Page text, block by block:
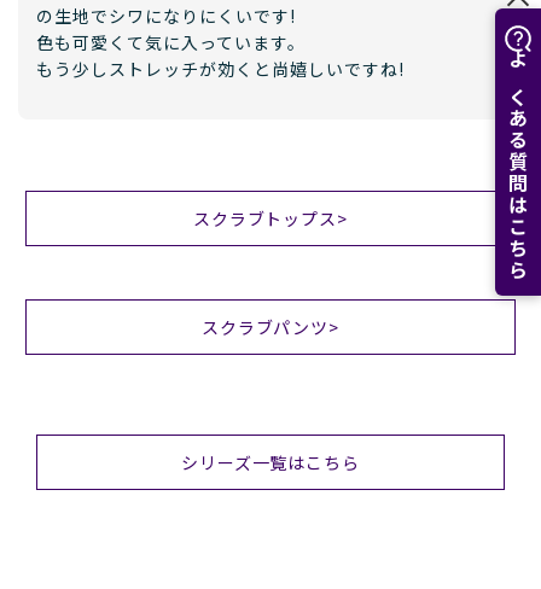
よくある質問はこちら
の生地でシワになりにくいです!
色も可愛くて気に入っています。
もう少しストレッチが効くと尚嬉しいですね!
スクラブトップス>
スクラブパンツ>
シリーズ一覧はこちら